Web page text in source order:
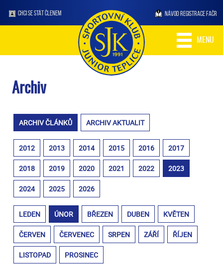
CHCI SE STÁT ČLENEM NÁVOD REGISTRACE FAČR
MENU
Archiv
ARCHIV ČLÁNKŮ ARCHIV AKTUALIT
2012 2013 2014 2015 2016 2017
2018 2019 2020 2021 2022 2023
2024 2025 2026
LEDEN ÚNOR BŘEZEN DUBEN KVĚTEN
ČERVEN ČERVENEC SRPEN ZÁŘÍ ŘÍJEN
LISTOPAD PROSINEC